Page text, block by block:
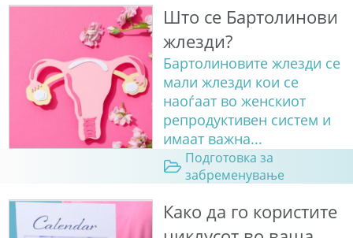
Што се Бартолинови
жлезди?
Бартолиновите жлезди се
мали жлезди кои се
наоѓаат во женскиот
репродуктивен систем и
имаат важна...
Подготовка за
забременување
Како да го користите